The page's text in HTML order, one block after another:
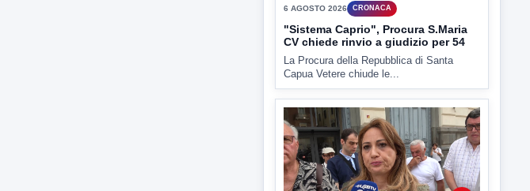
▶
6 AGOSTO 2026 ATTUALITÀ
Miasmi, Comitati dal Prefetto: non
lasciateci soli
Comitati dal Prefetto Moscarella. Oltre a
rendere noto il flash...